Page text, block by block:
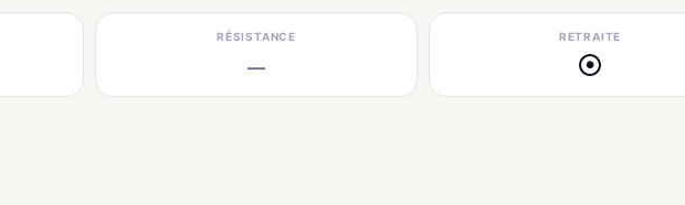
RÉSISTANCE
—
RETRAITE
●